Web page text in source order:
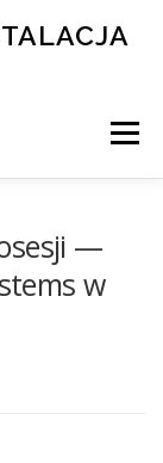
Menu
—
w